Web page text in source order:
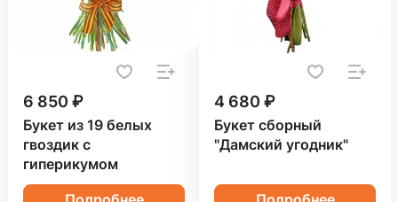
6 850 ₽
Букет из 19 белых
гвоздик с
гиперикумом
4 680 ₽
Букет сборный
"Дамский угодник"